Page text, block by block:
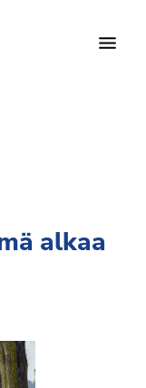
alkaa